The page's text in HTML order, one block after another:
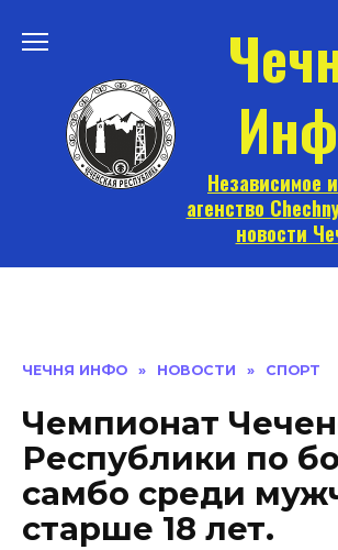
Независимое
агенство
новости
ЧЕЧНЯ ИНФО » НОВОСТИ » СПОРТ
Чемпионат
Республики по
самбо среди
старше 18 лет.